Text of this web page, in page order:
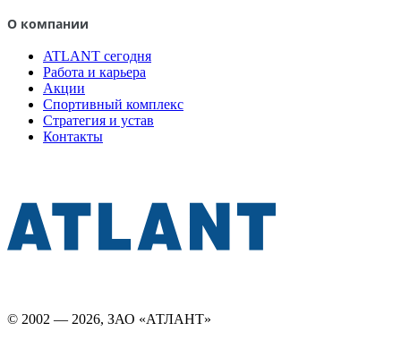
О компании
ATLANT сегодня
Работа и карьера
Акции
Спортивный комплекс
Стратегия и устав
Контакты
© 2002 — 2026, ЗАО «АТЛАНТ»